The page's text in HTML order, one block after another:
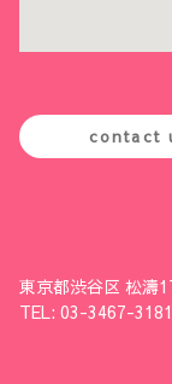
contact
東京都渋谷区 松濤
TEL: 03-3467-3181